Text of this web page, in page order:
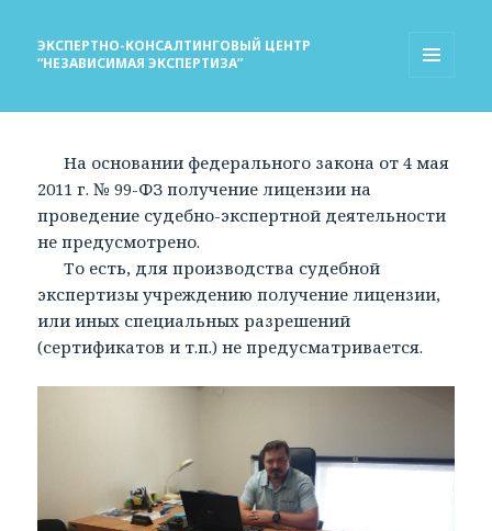
ЭКСПЕРТНО-КОНСАЛТИНГОВЫЙ ЦЕНТР
“НЕЗАВИСИМАЯ ЭКСПЕРТИЗА”
На основании федерального закона от 4 мая
2011 г. № 99-ФЗ получение лицензии на
проведение судебно-экспертной деятельности
не предусмотрено.
То есть, для производства судебной
экспертизы учреждению получение лицензии,
или иных специальных разрешений
(сертификатов и т.п.) не предусматривается.